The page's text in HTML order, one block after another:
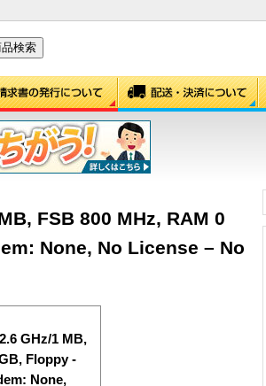
FSB 800 MHz, RAM 0
None, No License – No
GHz/1 MB,
Floppy -
None,